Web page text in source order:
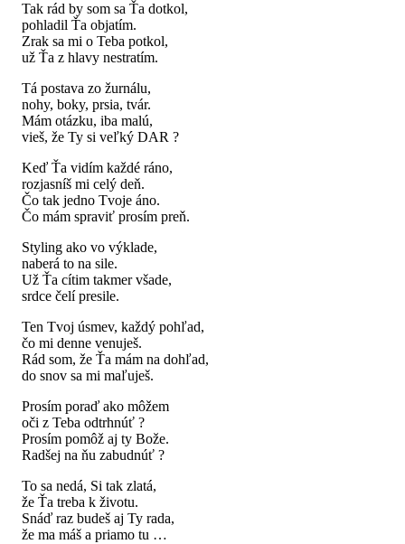
Tak rád by som sa Ťa dotkol,
pohladil Ťa objatím.
Zrak sa mi o Teba potkol,
už Ťa z hlavy nestratím.
Tá postava zo žurnálu,
nohy, boky, prsia, tvár.
Mám otázku, iba malú,
vieš, že Ty si veľký DAR ?
Keď Ťa vidím každé ráno,
rozjasníš mi celý deň.
Čo tak jedno Tvoje áno.
Čo mám spraviť prosím preň.
Styling ako vo výklade,
naberá to na sile.
Už Ťa cítim takmer všade,
srdce čelí presile.
Ten Tvoj úsmev, každý pohľad,
čo mi denne venuješ.
Rád som, že Ťa mám na dohľad,
do snov sa mi maľuješ.
Prosím poraď ako môžem
oči z Teba odtrhnúť ?
Prosím pomôž aj ty Bože.
Radšej na ňu zabudnúť ?
To sa nedá, Si tak zlatá,
že Ťa treba k životu.
Snáď raz budeš aj Ty rada,
že ma máš a priamo tu …